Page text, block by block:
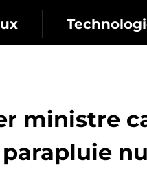
ministre